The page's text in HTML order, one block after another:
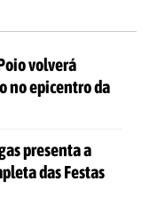
volverá
no epicentro da
presenta a
das Festas